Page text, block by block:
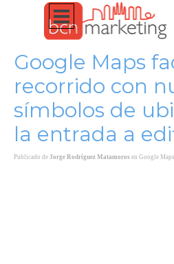
Vaya al ContenidoSaltar menú
Google Maps
recorrido con
símbolos de
la entrada a
Publicado de Jorge Rodríguez Matamoros en Google Maps